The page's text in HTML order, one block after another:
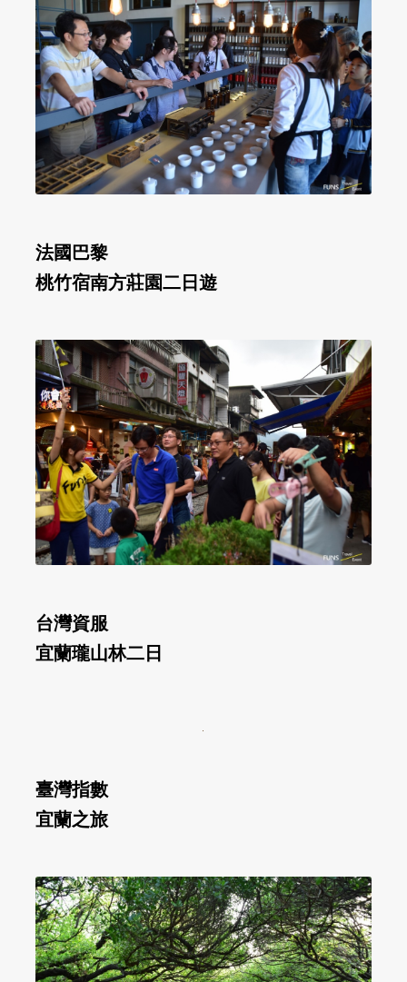
法國巴黎
桃竹宿南方莊園二日遊
台灣資服
宜蘭瓏山林二日
臺灣指數
宜蘭之旅